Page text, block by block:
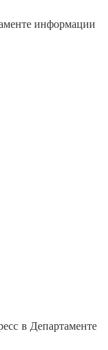
информации
в Департаменте